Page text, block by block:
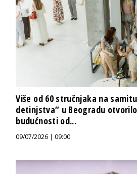
Više od 60 stručnjaka na
detinjstva“ u Beogradu
budućnosti od...
09/07/2026 | 09:00